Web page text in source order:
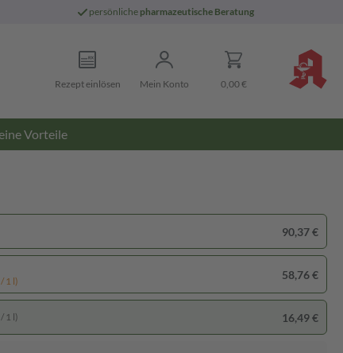
persönliche pharmazeutische Beratung
Rezept einlösen Mein Konto 0,00 €
Vorteile
90,37 €
1 l)
58,76 €
1 l) 16,49 €